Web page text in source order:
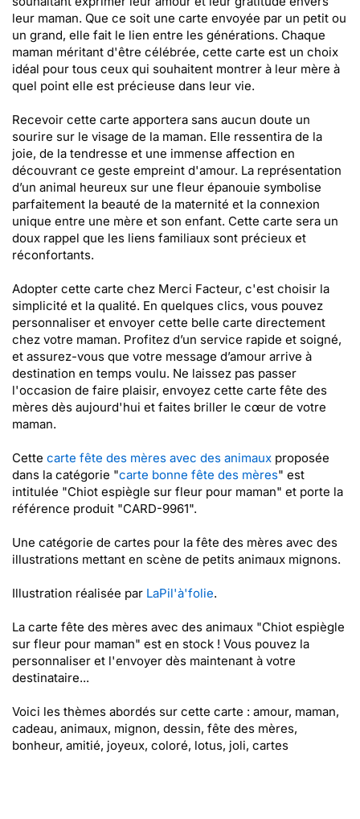
leur maman. Que ce soit une carte envoyée par un petit ou
un grand, elle fait le lien entre les générations. Chaque
maman méritant d'être célébrée, cette carte est un choix
idéal pour tous ceux qui souhaitent montrer à leur mère à
quel point elle est précieuse dans leur vie.
Recevoir cette carte apportera sans aucun doute un
sourire sur le visage de la maman. Elle ressentira de la
joie, de la tendresse et une immense affection en
découvrant ce geste empreint d'amour. La représentation
d’un animal heureux sur une fleur épanouie symbolise
parfaitement la beauté de la maternité et la connexion
unique entre une mère et son enfant. Cette carte sera un
doux rappel que les liens familiaux sont précieux et
réconfortants.
Adopter cette carte chez Merci Facteur, c'est choisir la
simplicité et la qualité. En quelques clics, vous pouvez
personnaliser et envoyer cette belle carte directement
chez votre maman. Profitez d’un service rapide et soigné,
et assurez-vous que votre message d’amour arrive à
destination en temps voulu. Ne laissez pas passer
l'occasion de faire plaisir, envoyez cette carte fête des
mères dès aujourd'hui et faites briller le cœur de votre
maman.
Cette carte fête des mères avec des animaux proposée
dans la catégorie "carte bonne fête des mères" est
intitulée "Chiot espiègle sur fleur pour maman" et porte la
référence produit "CARD-9961".
Une catégorie de cartes pour la fête des mères avec des
illustrations mettant en scène de petits animaux mignons.
Illustration réalisée par LaPil'à'folie.
La carte fête des mères avec des animaux "Chiot espiègle
sur fleur pour maman" est en stock ! Vous pouvez la
personnaliser et l'envoyer dès maintenant à votre
destinataire...
Voici les thèmes abordés sur cette carte : amour, maman,
cadeau, animaux, mignon, dessin, fête des mères,
bonheur, amitié, joyeux, coloré, lotus, joli, cartes